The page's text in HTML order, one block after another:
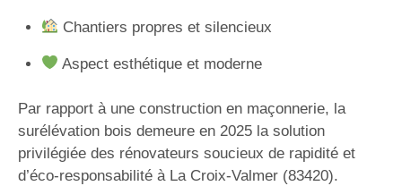
Chantiers propres et silencieux
Aspect esthétique et moderne
Par rapport à une construction en maçonnerie, la
surélévation bois demeure en 2025 la solution
privilégiée des rénovateurs soucieux de rapidité et
d’éco-responsabilité à La Croix-Valmer (83420).